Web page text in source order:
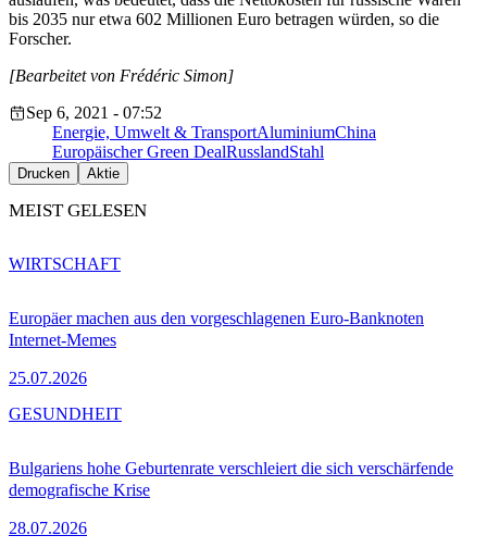
bis 2035 nur etwa 602 Millionen Euro betragen würden, so die
Forscher.
[Bearbeitet von Frédéric Simon]
Sep 6, 2021 - 07:52
Energie, Umwelt & TransportAluminiumChina
Europäischer Green DealRusslandStahl
Drucken Aktie
MEIST GELESEN
Europäer machen aus den vorgeschlagenen Euro-Banknoten
Internet-Memes
25.07.2026
WIRTSCHAFT
Bulgariens hohe Geburtenrate verschleiert die sich verschärfende
demografische Krise
28.07.2026
GESUNDHEIT